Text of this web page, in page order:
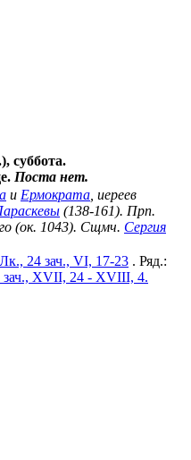
суббота.
Поста нет.
и Ермократа , иереев
(138-161). Прп.
(ок. 1043). Сщмч. Сергия
Лк., 24 зач., VI, 17-23 . Ряд.:
XVII, 24 - XVIII, 4.